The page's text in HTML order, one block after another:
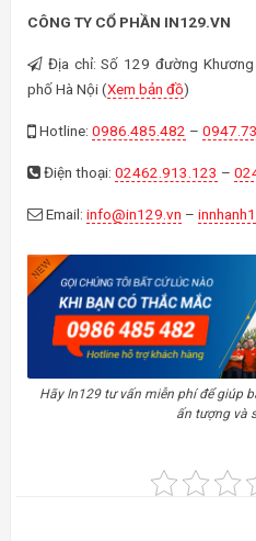
CÔNG TY CỔ PHẦN IN129.VN
Địa chỉ: Số 129 đường Khương
phố Hà Nội (Xem bản đồ)
Hotline: 0986.485.482 –
Điện thoại: 02462.913.123 –
Email: info@in129.vn –
Hãy In129 tư vấn miễn phí để giúp
ấn tượng và